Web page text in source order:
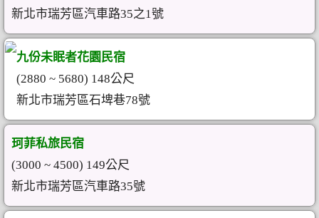
新北市瑞芳區汽車路35之1號
九份未眠者花園民宿
(2880 ~ 5680) 148公尺
新北市瑞芳區石埤巷78號
珂菲私旅民宿
(3000 ~ 4500) 149公尺
新北市瑞芳區汽車路35號